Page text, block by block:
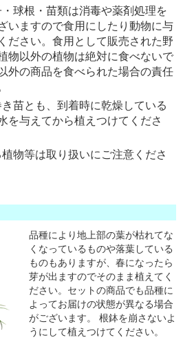
球根・苗類は消毒や薬剤処理を
いますので食用にしたり動物に与
ださい。食用として販売された野
物以外の植物は絶対に食べないで
外の商品を食べられた場合の責任
苗とも、到着時に乾燥している
を与えてから植えつけてくださ
物等は取り扱いにご注意くださ
品種により地上部の葉が枯れてな
くなっているものや落葉している
ものもありますが、春になったら
芽が出ますのでそのまま植えてく
ださい。セットの商品でも品種に
よってお届けの状態が異なる場合
がございます。 根鉢を崩さないよ
うにして植えつけてください。